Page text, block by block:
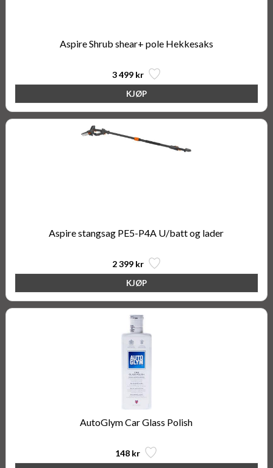
Aspire Shrub shear+ pole Hekkesaks
3 499 kr
Aspire stangsag PE5-P4A U/batt og lader
2 399 kr
AutoGlym Car Glass Polish
148 kr